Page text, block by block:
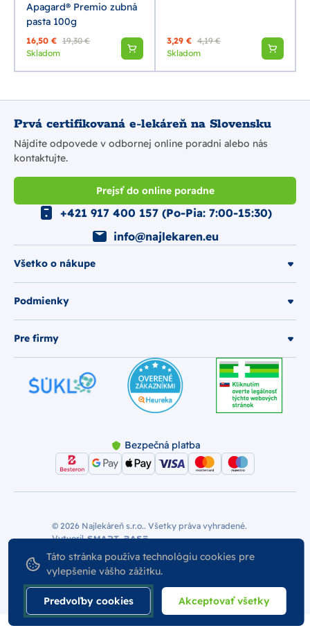
Apagard® Premio zubná
pasta 100g
16,50 € 19,30 €
Skladom
3,29 € 4,19 €
Skladom
Prvá certifikovaná e-lekáreň na Slovensku
Nájdite odpovede v odbornej online poradni alebo nás
kontaktujte.
Prejsť do online poradne
Všetko o nákupe
Podmienky
Pre firmy
+421 917 400 157 (Po-Pia: 7:00-15:30)
info@najlekaren.eu
Bezpečná platba
© 2026 Najlekáreň s.r.o.. Všetky práva vyhradené.
Vytvoril
Nastavenie Cookies
Podmienky používania
Odstúpiť od zmluvy
Táto stránka používa technológiu cookies pre
vylepšenie vášho zážitku.
Predvoľby cookies Akceptovať všetky